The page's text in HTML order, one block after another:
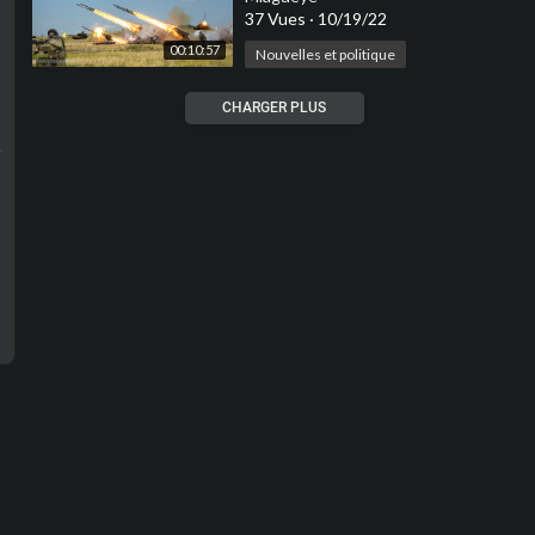
00:10:57
России
37 Vues · 10/19/22
Nouvelles et politique
CHARGER PLUS